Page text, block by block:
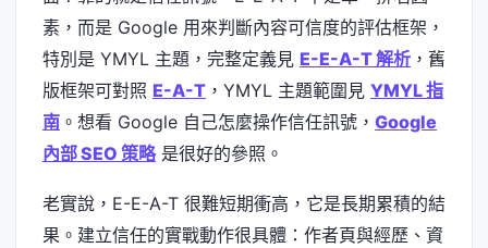
素，而是 Google 用來判斷內容可信度的評估框架，
特別是 YMYL 主題，完整定義見 E-E-A-T 解析 ，舊
版框架可對照 E-A-T ，YMYL 主題範圍見 YMYL 指
南 。想看 Google 自己怎麼操作信任訊號， Google
內部 SEO 策略是很好的參照。
老實說，E-E-A-T 很難短期衝高，它是長期累積的結
果。建立信任的實戰動作很具體：作者頁與經歷、資